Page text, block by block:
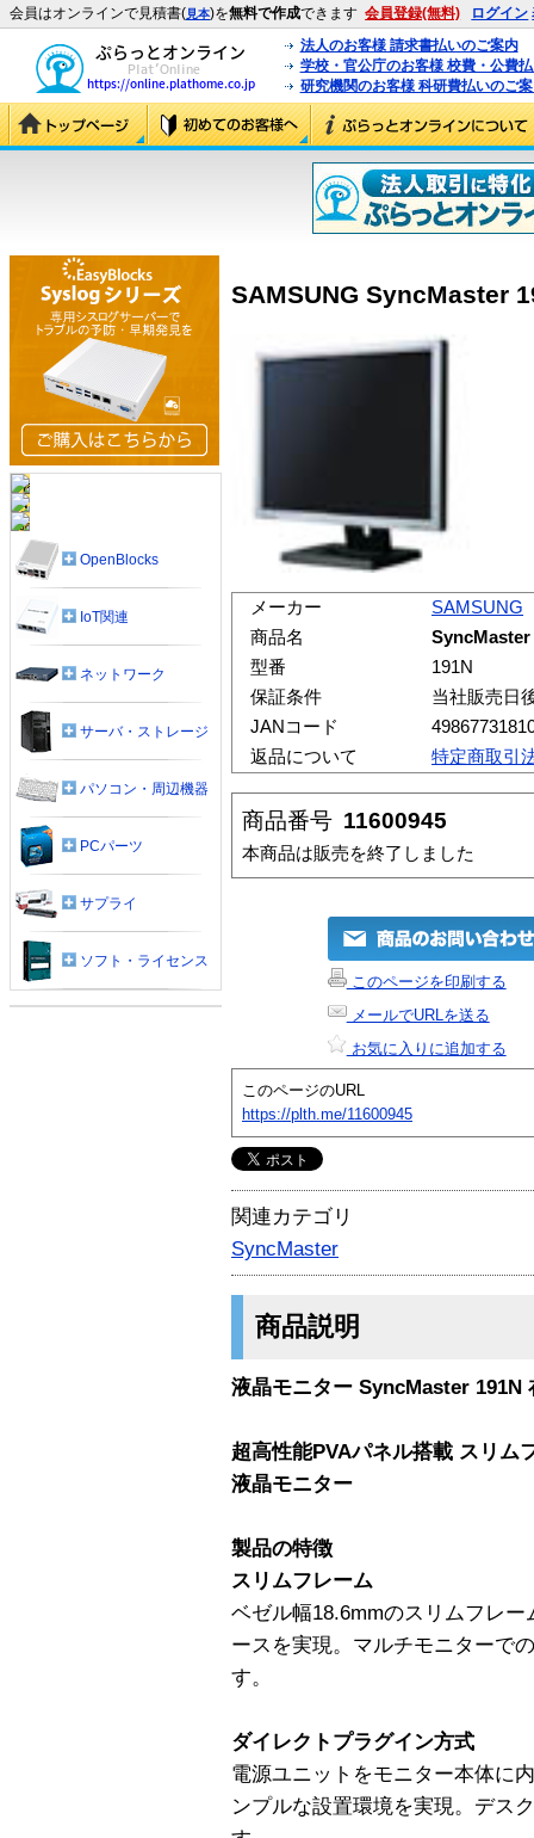
会員はオンラインで見積書(見本)を無料で作成できます 会員登録(無料) ログイン
法人のお客様 請求書払いのご案内
学校・官公庁のお客様 校費・公費
研究機関のお客様 科研費払いのご
SAMSUNG SyncMaster
メーカー
SAMSUNG
商品名
SyncMaster
型番
191N
保証条件
当社販売日
JANコード
返品について
特定商取引
商品番号 11600945
本商品は販売を終了しました
このページを印刷する
メールでURLを送る
お気に入りに追加する
このページのURL
https://plth.me/11600945
関連カテゴリ
SyncMaster
商品説明
液晶モニター SyncMaster 191N
超高性能PVAパネル搭載 スリム
液晶モニター
製品の特徴
スリムフレーム
ベゼル幅18.6mmのスリムフレ
ースを実現。マルチモニターで
す。
ダイレクトプラグイン方式
電源ユニットをモニター本体に
ンプルな設置環境を実現。デス
OpenBlocks
IoT関連
ネットワーク
サーバ・ストレージ
パソコン・周辺機器
PCパーツ
サプライ
ソフト・ライセンス